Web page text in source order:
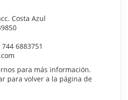
Costa Azul
744 6883751
para más información.
para volver a la página de